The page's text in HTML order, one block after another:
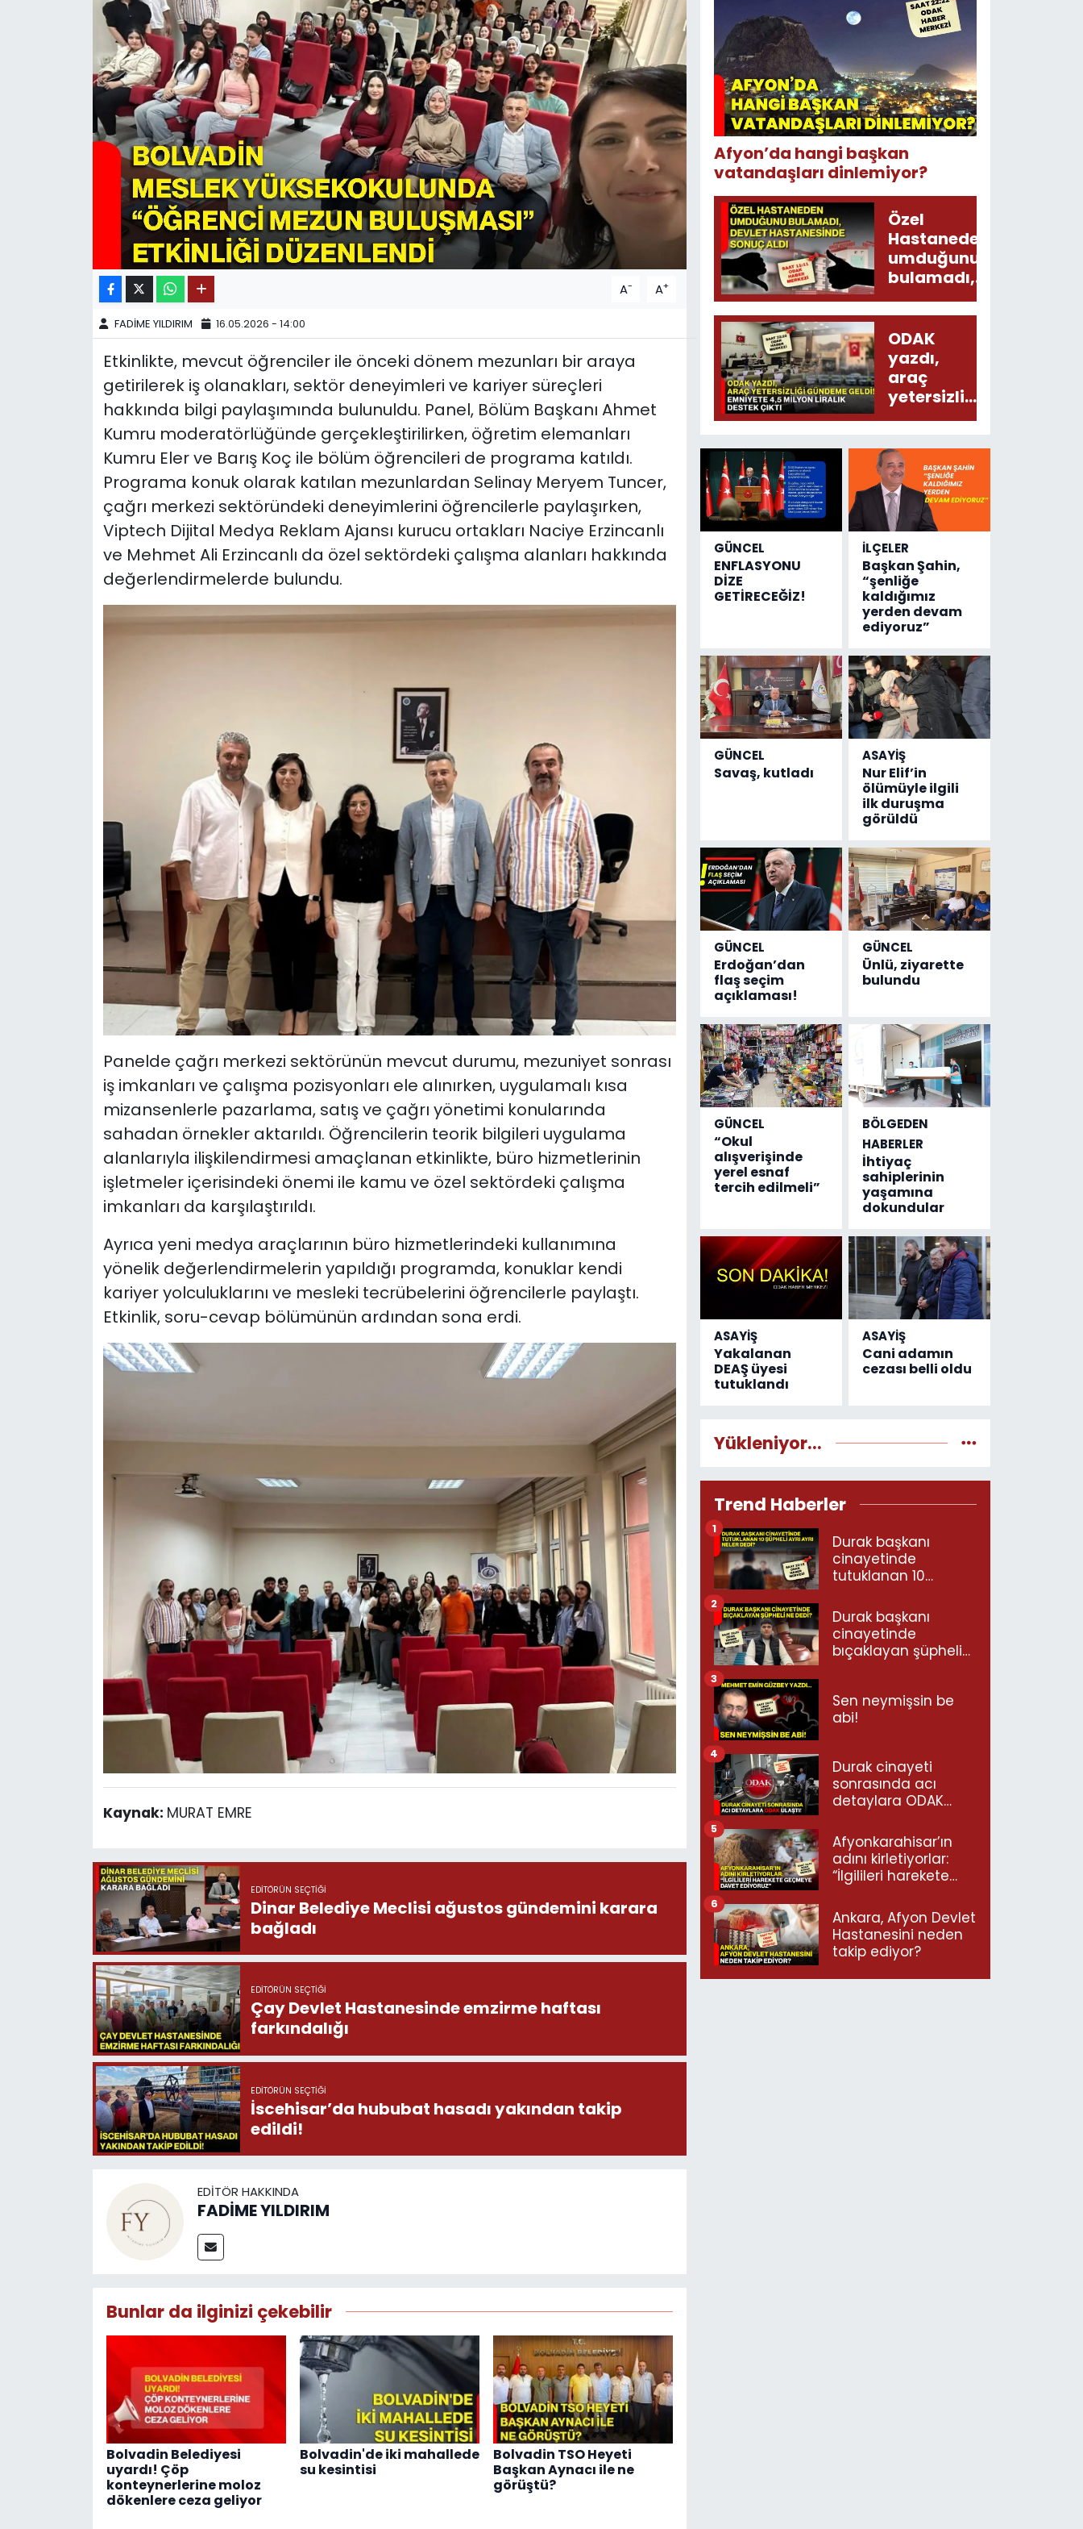
A- A+
FADİME YILDIRIM 16.05.2026 - 14:00
Etkinlikte, mevcut öğrenciler ile önceki dönem mezunları bir araya
getirilerek iş olanakları, sektör deneyimleri ve kariyer süreçleri
hakkında bilgi paylaşımında bulunuldu. Panel, Bölüm Başkanı Ahmet
Kumru moderatörlüğünde gerçekleştirilirken, öğretim elemanları
Kumru Eler ve Barış Koç ile bölüm öğrencileri de programa katıldı.
Programa konuk olarak katılan mezunlardan Selinay Meryem Tuncer,
çağrı merkezi sektöründeki deneyimlerini öğrencilerle paylaşırken,
Viptech Dijital Medya Reklam Ajansı kurucu ortakları Naciye Erzincanlı
ve Mehmet Ali Erzincanlı da özel sektördeki çalışma alanları hakkında
değerlendirmelerde bulundu.
Panelde çağrı merkezi sektörünün mevcut durumu, mezuniyet sonrası
iş imkanları ve çalışma pozisyonları ele alınırken, uygulamalı kısa
mizansenlerle pazarlama, satış ve çağrı yönetimi konularında
sahadan örnekler aktarıldı. Öğrencilerin teorik bilgileri uygulama
alanlarıyla ilişkilendirmesi amaçlanan etkinlikte, büro hizmetlerinin
işletmeler içerisindeki önemi ile kamu ve özel sektördeki çalışma
imkanları da karşılaştırıldı.
Ayrıca yeni medya araçlarının büro hizmetlerindeki kullanımına
yönelik değerlendirmelerin yapıldığı programda, konuklar kendi
kariyer yolculuklarını ve mesleki tecrübelerini öğrencilerle paylaştı.
Etkinlik, soru-cevap bölümünün ardından sona erdi.
Kaynak: MURAT EMRE
EDITÖRÜN SEÇTIĞI
Dinar Belediye Meclisi ağustos gündemini karara
bağladı
EDITÖRÜN SEÇTIĞI
Çay Devlet Hastanesinde emzirme haftası
farkındalığı
EDITÖRÜN SEÇTIĞI
İscehisar’da hububat hasadı yakından takip
edildi!
EDITÖR HAKKINDA
FADİME YILDIRIM
Bunlar da ilginizi çekebilir
Bolvadin Belediyesi
uyardı! Çöp
konteynerlerine moloz
dökenlere ceza geliyor
Bolvadin'de iki mahallede
su kesintisi
Bolvadin TSO Heyeti
Başkan Aynacı ile ne
görüştü?
Afyon’da hangi başkan
vatandaşları dinlemiyor?
Özel
Hastaneden
umduğunu
bulamadı,
Devlet
Hastanesinde
sonuç aldı
ODAK
yazdı,
araç
yetersizliği
gündeme
Emniyete
4,5 milyon
liralık
destek
çıktı
GÜNCEL
ENFLASYONU
DİZE
GETİRECEĞİZ!
İLÇELER
Başkan Şahin,
“şenliğe
kaldığımız
yerden devam
ediyoruz”
GÜNCEL
Savaş, kutladı
ASAYİŞ
Nur Elif’in
ölümüyle ilgili
ilk duruşma
görüldü
GÜNCEL
Erdoğan’dan
flaş seçim
açıklaması!
GÜNCEL
Ünlü, ziyarette
bulundu
GÜNCEL
“Okul
alışverişinde
yerel esnaf
tercih edilmeli”
BÖLGEDEN
HABERLER
İhtiyaç
sahiplerinin
yaşamına
dokundular
ASAYİŞ
Yakalanan
DEAŞ üyesi
tutuklandı
ASAYİŞ
Cani adamın
cezası belli oldu
Yükleniyor...
Trend Haberler
Durak başkanı
cinayetinde
tutuklanan 10
neler dedi?
1
Durak başkanı
cinayetinde
bıçaklayan şüpheli
2
Sen neymişsin be
abi!
3
Durak cinayeti
sonrasında acı
detaylara ODAK
4
Afyonkarahisar’ın
adını kirletiyorlar:
“İlgilileri harekete
ediyoruz”
5
Ankara, Afyon Devlet
Hastanesini neden
takip ediyor?
6
11:11 MANŞET